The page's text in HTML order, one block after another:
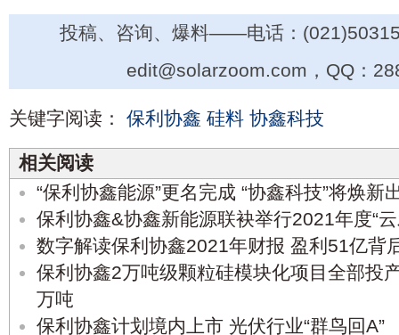
投稿、咨询、爆料——电话：
edit@solarzoom.com，QQ：
关键字阅读： 保利协鑫 硅料 协鑫科技
相关阅读
“保利协鑫能源”更名完成 “协鑫科技”将焕新
保利协鑫&协鑫新能源联袂举行2021年度“云
数字解读保利协鑫2021年财报 盈利51亿背
保利协鑫2万吨级颗粒硅模块化项目全部投
万吨
保利协鑫计划境内上市 光伏行业“群鸟回A”